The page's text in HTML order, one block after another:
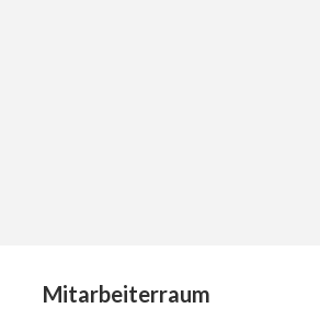
Mitarbeiterraum